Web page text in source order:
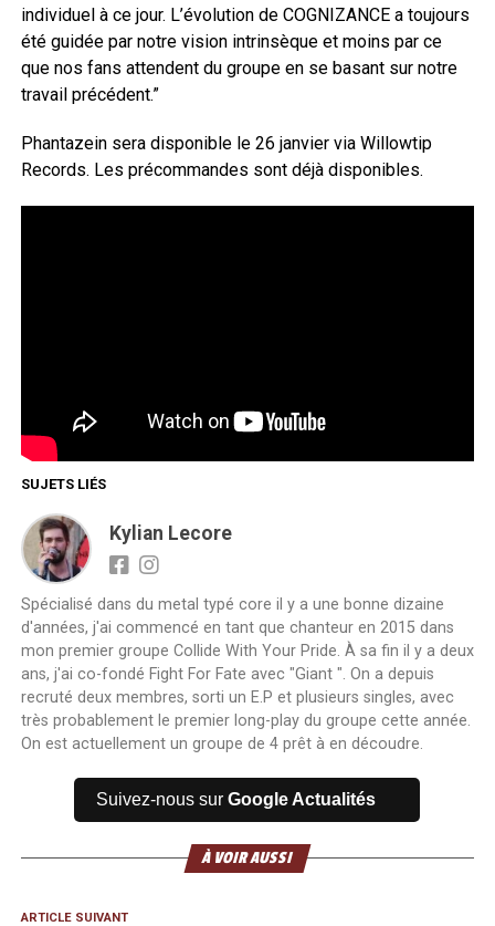
individuel à ce jour. L’évolution de COGNIZANCE a toujours
été guidée par notre vision intrinsèque et moins par ce
que nos fans attendent du groupe en se basant sur notre
travail précédent.”
Phantazein sera disponible le 26 janvier via Willowtip
Records. Les précommandes sont déjà disponibles.
SUJETS LIÉS
Kylian Lecore
Spécialisé dans du metal typé core il y a une bonne dizaine
d'années, j'ai commencé en tant que chanteur en 2015 dans
mon premier groupe Collide With Your Pride. À sa fin il y a deux
ans, j'ai co-fondé Fight For Fate avec "Giant ". On a depuis
recruté deux membres, sorti un E.P et plusieurs singles, avec
très probablement le premier long-play du groupe cette année.
On est actuellement un groupe de 4 prêt à en découdre.
Suivez-nous surGoogle Actualités
À VOIR AUSSI
ARTICLE SUIVANT